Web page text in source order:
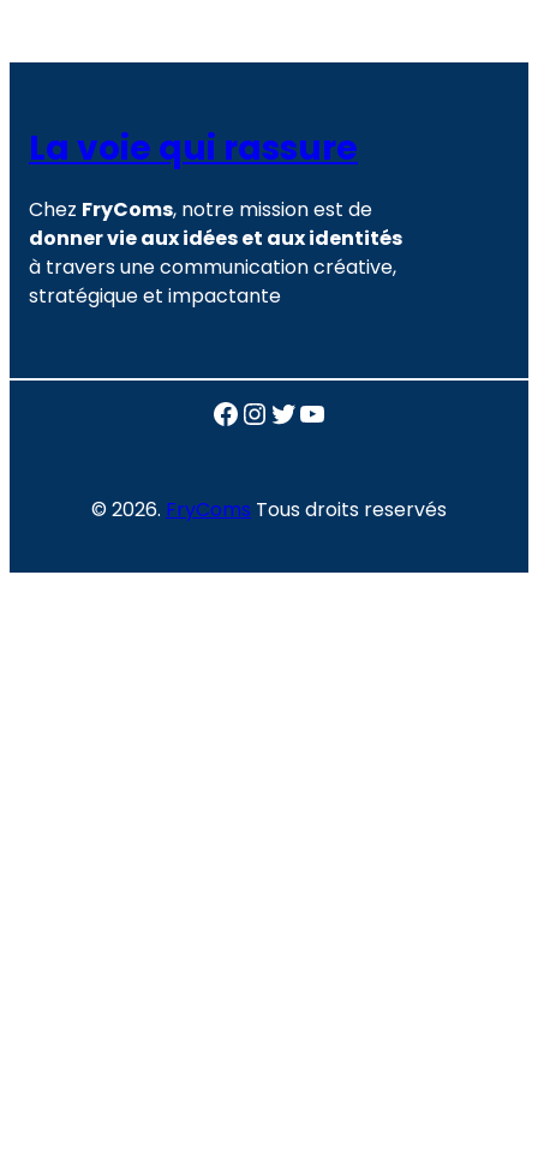
La voie qui rassure
Chez FryComs, notre mission est de
donner vie aux idées et aux identités
à travers une communication créative,
stratégique et impactante
Facebook
Instagram
Twitter
YouTube
© 2026. FryComs Tous droits reservés